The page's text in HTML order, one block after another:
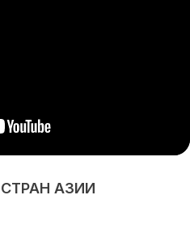
АЗИИ